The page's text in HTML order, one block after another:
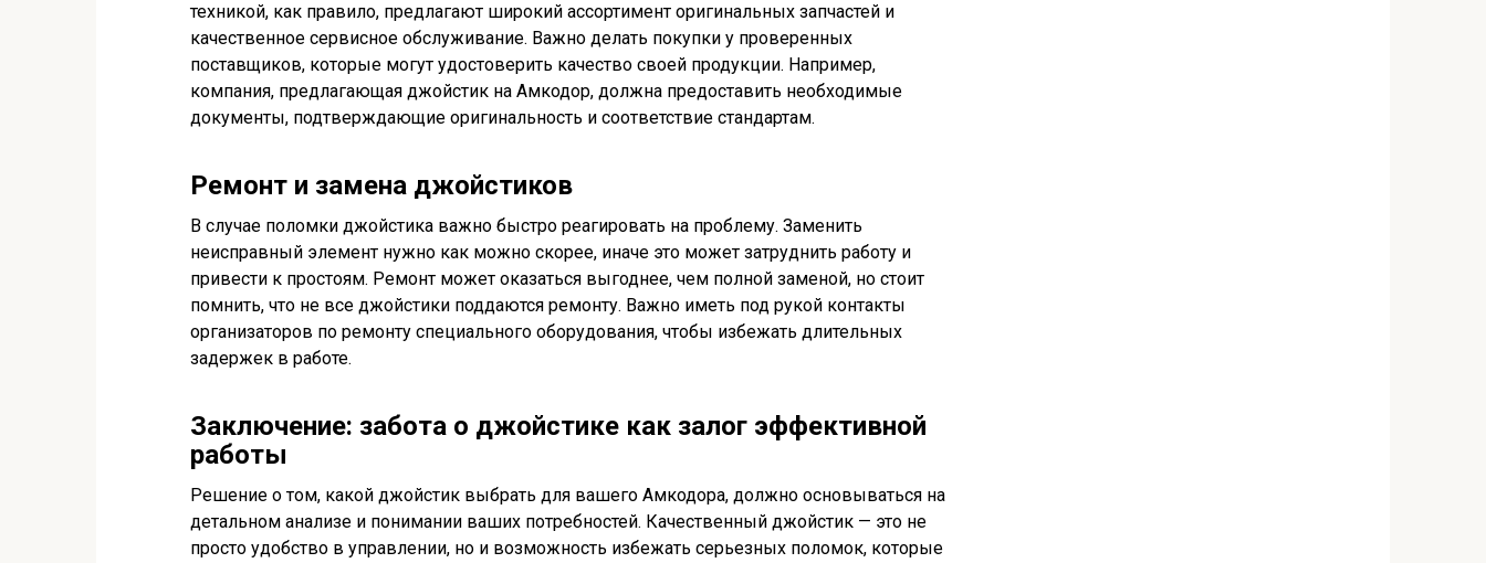
техникой, как правило, предлагают широкий ассортимент оригинальных запчастей и
качественное сервисное обслуживание. Важно делать покупки у проверенных
поставщиков, которые могут удостоверить качество своей продукции. Например,
компания, предлагающая джойстик на Амкодор, должна предоставить необходимые
документы, подтверждающие оригинальность и соответствие стандартам.
Ремонт и замена джойстиков
В случае поломки джойстика важно быстро реагировать на проблему. Заменить
неисправный элемент нужно как можно скорее, иначе это может затруднить работу и
привести к простоям. Ремонт может оказаться выгоднее, чем полной заменой, но стоит
помнить, что не все джойстики поддаются ремонту. Важно иметь под рукой контакты
организаторов по ремонту специального оборудования, чтобы избежать длительных
задержек в работе.
Заключение: забота о джойстике как залог эффективной
работы
Решение о том, какой джойстик выбрать для вашего Амкодора, должно основываться на
детальном анализе и понимании ваших потребностей. Качественный джойстик — это не
просто удобство в управлении, но и возможность избежать серьезных поломок, которые